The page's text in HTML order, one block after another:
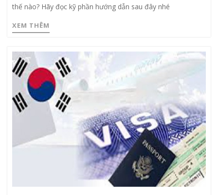
thế nào? Hãy đọc kỹ phần hướng dẫn sau đây nhé
XEM THÊM